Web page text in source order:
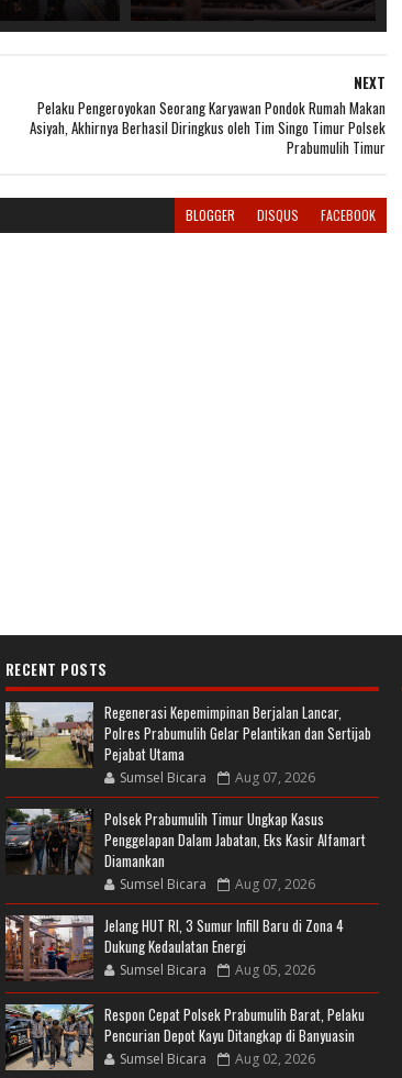
NEXT
Pelaku Pengeroyokan Seorang Karyawan Pondok Rumah Makan
Asiyah, Akhirnya Berhasil Diringkus oleh Tim Singo Timur Polsek
Prabumulih Timur
BLOGGER DISQUS FACEBOOK
RECENT POSTS
Regenerasi Kepemimpinan Berjalan Lancar,
Polres Prabumulih Gelar Pelantikan dan Sertijab
Pejabat Utama
Sumsel Bicara Aug 07, 2026
Polsek Prabumulih Timur Ungkap Kasus
Penggelapan Dalam Jabatan, Eks Kasir Alfamart
Diamankan
Sumsel Bicara Aug 07, 2026
Jelang HUT RI, 3 Sumur Infill Baru di Zona 4
Dukung Kedaulatan Energi
Sumsel Bicara Aug 05, 2026
Respon Cepat Polsek Prabumulih Barat, Pelaku
Pencurian Depot Kayu Ditangkap di Banyuasin
Sumsel Bicara Aug 02, 2026